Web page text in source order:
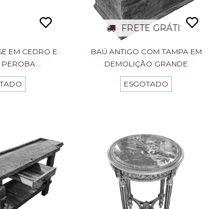
EM CEDRO E
FRETE GRÁTIS
BAÚ ANTIGO COM TAMPA EM
DEMOLIÇÃO GRANDE
ESGOTADO